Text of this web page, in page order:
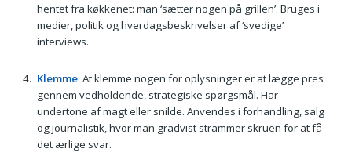
hentet fra køkkenet: man ‘sætter nogen på grillen’. Bruges i
medier, politik og hverdagsbeskrivelser af ‘svedige’
interviews.
Klemme: At klemme nogen for oplysninger er at lægge pres
gennem vedholdende, strategiske spørgsmål. Har
undertone af magt eller snilde. Anvendes i forhandling, salg
og journalistik, hvor man gradvist strammer skruen for at få
det ærlige svar.